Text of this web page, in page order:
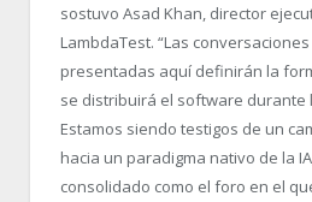
sostuvo Asad Khan, director
LambdaTest. “Las
presentadas aquí definirán la
se distribuirá el software durante
Estamos siendo testigos de un
hacia un paradigma nativo de la
consolidado como el foro en el